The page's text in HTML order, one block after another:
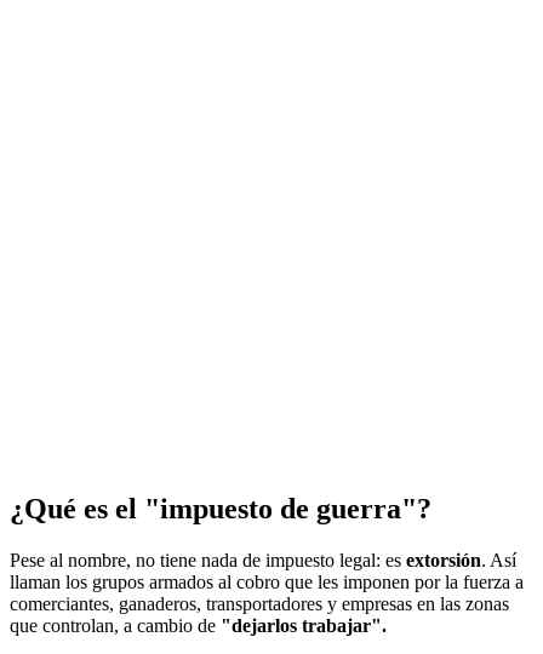
¿Qué es el "impuesto de guerra"?
Pese al nombre, no tiene nada de impuesto legal: es extorsión. Así
llaman los grupos armados al cobro que les imponen por la fuerza a
comerciantes, ganaderos, transportadores y empresas en las zonas
que controlan, a cambio de "dejarlos trabajar".